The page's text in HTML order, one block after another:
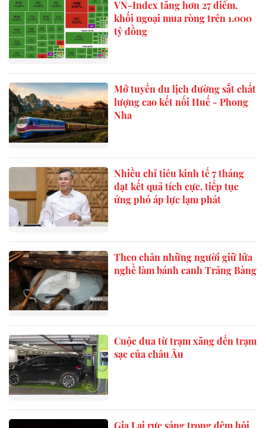
VN-Index tăng hơn 27 điểm,
khối ngoại mua ròng trên 1.000
tỷ đồng
Mở tuyến du lịch đường sắt chất
lượng cao kết nối Huế - Phong
Nha
Nhiều chỉ tiêu kinh tế 7 tháng
đạt kết quả tích cực, tiếp tục
ứng phó áp lực lạm phát
Theo chân những người giữ lửa
nghề làm bánh canh Trảng Bàng
Cuộc đua từ trạm xăng đến trạm
sạc của châu Âu
Gia Lai rực sáng trong đêm hội